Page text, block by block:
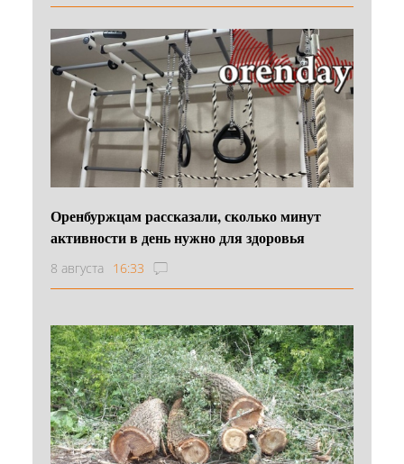
Оренбуржцам рассказали, сколько минут
активности в день нужно для здоровья
8 августа 16:33